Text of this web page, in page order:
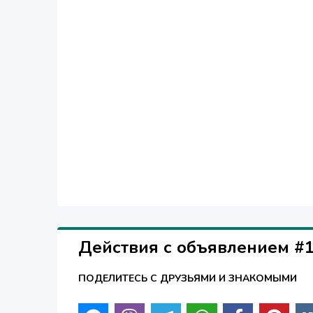
Действия с объявлением
ПОДЕЛИТЕСЬ С ДРУЗЬЯМИ И ЗНАКОМЫМИ